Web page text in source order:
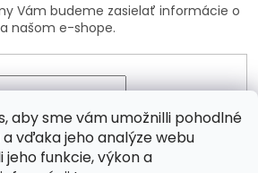
aby sme vám umožnilli pohodlné
vďaka jeho analýze webu
jeho funkcie, výkon a
Vám budeme zasielať informácie o
našom e-shope.